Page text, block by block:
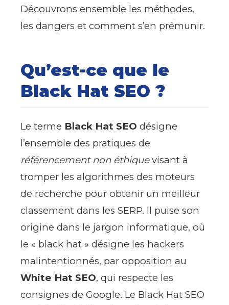
Découvrons ensemble les méthodes,
les dangers et comment s’en prémunir.
Qu’est-ce que le
Black Hat SEO ?
Le terme Black Hat SEO désigne
l’ensemble des pratiques de
référencement non éthiquevisant à
tromper les algorithmes des moteurs
de recherche pour obtenir un meilleur
classement dans les SERP. Il puise son
origine dans le jargon informatique, où
le « black hat » désigne les hackers
malintentionnés, par opposition au
White Hat SEO, qui respecte les
consignes de Google. Le Black Hat SEO